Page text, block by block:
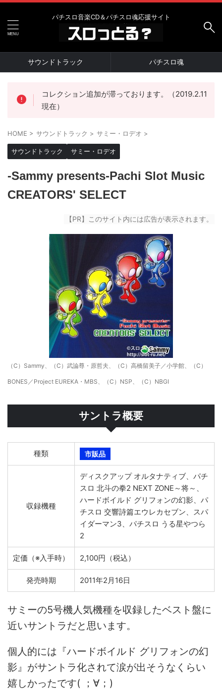
パチスロ音楽CD＆パチスロ魂応援サイト
サウンドトラック パチスロ魂
コレクション追加が滞っております。（2019.2.11
現在）
HOME > サウンドトラック > サミー・ロデオ >
サウンドトラック サミー・ロデオ
-Sammy presents-Pachi Slot Music
CREATORS' SELECT
【PR】このサイト内には広告が表示されます。
（C）Sammy、（C）武論尊・原哲夫、（C）高橋留美子／小学館、（C）
BONES／Project EUREKA・MBS、（C）NSP、（C）NBGI
サントラ概要
種類 市販品
収録機種
ディスクアップ オルタナティブ、パチ
スロ 北斗の拳2 NEXT ZONE～将～、
ハードボイルド グリフォンの幻影、パ
チスロ 交響詩篇エウレカセブン、スパ
イダーマン3、パチスロ うる星やつら
2
定価（※入手時） 2,100円（税込）
発売時期 2011年2月16日
サミーの5号機人気機種を収録したベスト盤に
近いサントラだと思います。
個人的には『ハードボイルド グリフォンの幻
影』がサントラ化されて涙が出そうなくらい
嬉しかったです( ；∀；)